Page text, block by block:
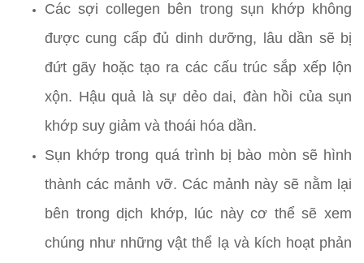
Các sợi collegen bên trong sụn khớp không
được cung cấp đủ dinh dưỡng, lâu dần sẽ bị
đứt gãy hoặc tạo ra các cấu trúc sắp xếp lộn
xộn. Hậu quả là sự dẻo dai, đàn hồi của sụn
khớp suy giảm và thoái hóa dần.
Sụn khớp trong quá trình bị bào mòn sẽ hình
thành các mảnh vỡ. Các mảnh này sẽ nằm lại
bên trong dịch khớp, lúc này cơ thể sẽ xem
chúng như những vật thể lạ và kích hoạt phản